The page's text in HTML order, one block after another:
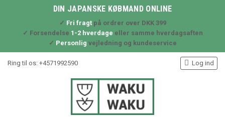
DIN JAPANSKE KØBMAND ONLINE
✓ Fri fragtpå ordrer over DKK 399
✓ Forsendelse 1-2 hverdage eller samme hverdagsaften
✓ Personlig vejledning og kundeservice
Ring til os: +4571992590  Log ind